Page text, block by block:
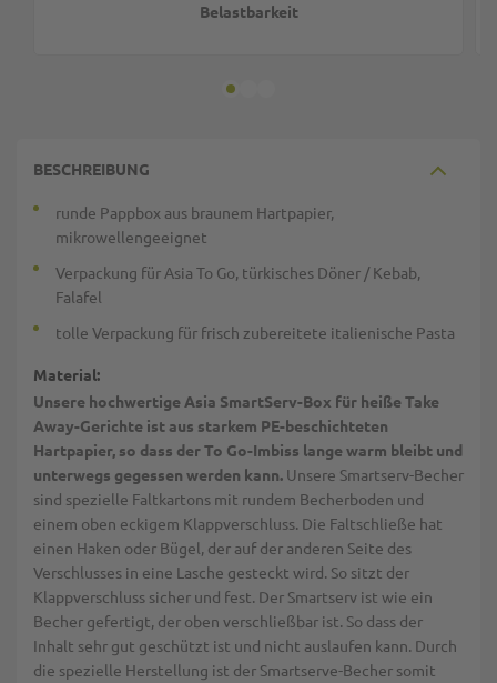
Belastbarkeit
BESCHREIBUNG
runde Pappbox aus braunem Hartpapier,
mikrowellengeeignet
Verpackung für Asia To Go, türkisches Döner / Kebab,
Falafel
tolle Verpackung für frisch zubereitete italienische Pasta
Material:
Unsere hochwertige Asia SmartServ-Box für heiße Take
Away-Gerichte ist aus starkem PE-beschichteten
Hartpapier, so dass der To Go-Imbiss lange warm bleibt und
unterwegs gegessen werden kann. Unsere Smartserv-Becher
sind spezielle Faltkartons mit rundem Becherboden und
einem oben eckigem Klappverschluss. Die Faltschließe hat
einen Haken oder Bügel, der auf der anderen Seite des
Verschlusses in eine Lasche gesteckt wird. So sitzt der
Klappverschluss sicher und fest. Der Smartserv ist wie ein
Becher gefertigt, der oben verschließbar ist. So dass der
Inhalt sehr gut geschützt ist und nicht auslaufen kann. Durch
die spezielle Herstellung ist der Smartserve-Becher somit